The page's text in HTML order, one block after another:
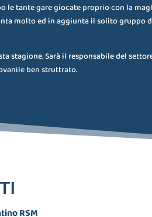
le tante gare giocate proprio con la
molto ed in aggiunta il solito gruppo
stagione. Sarà il responsabile del
ben struttrato.
RSM